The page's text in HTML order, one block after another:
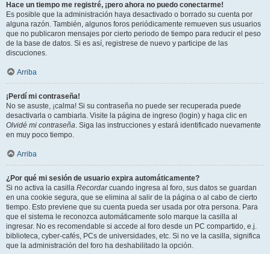
Hace un tiempo me registré, ¡pero ahora no puedo conectarme!
Es posible que la administración haya desactivado o borrado su cuenta por
alguna razón. También, algunos foros periódicamente remueven sus usuarios
que no publicaron mensajes por cierto periodo de tiempo para reducir el peso
de la base de datos. Si es así, registrese de nuevo y participe de las
discuciones.
Arriba
¡Perdí mi contraseña!
No se asuste, ¡calma! Si su contraseña no puede ser recuperada puede
desactivarla o cambiarla. Visite la página de ingreso (login) y haga clic en
Olvidé mi contraseña. Siga las instrucciones y estará identificado nuevamente
en muy poco tiempo.
Arriba
¿Por qué mi sesión de usuario expira automáticamente?
Si no activa la casilla Recordarcuando ingresa al foro, sus datos se guardan
en una cookie segura, que se elimina al salir de la página o al cabo de cierto
tiempo. Esto previene que su cuenta pueda ser usada por otra persona. Para
que el sistema le reconozca automáticamente solo marque la casilla al
ingresar. No es recomendable si accede al foro desde un PC compartido, e.j.
biblioteca, cyber-cafés, PCs de universidades, etc. Si no ve la casilla, significa
que la administración del foro ha deshabilitado la opción.